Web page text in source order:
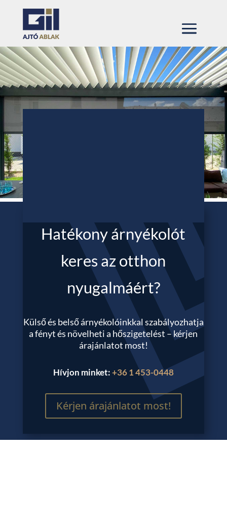
Hatékony árnyékolót
keres az otthon
nyugalmáért?
Külső és belső árnyékolóinkkal szabályozhatja
a fényt és növelheti a hőszigetelést – kérjen
árajánlatot most!
Hívjon minket:+36 1 453-0448
Kérjen árajánlatot most!